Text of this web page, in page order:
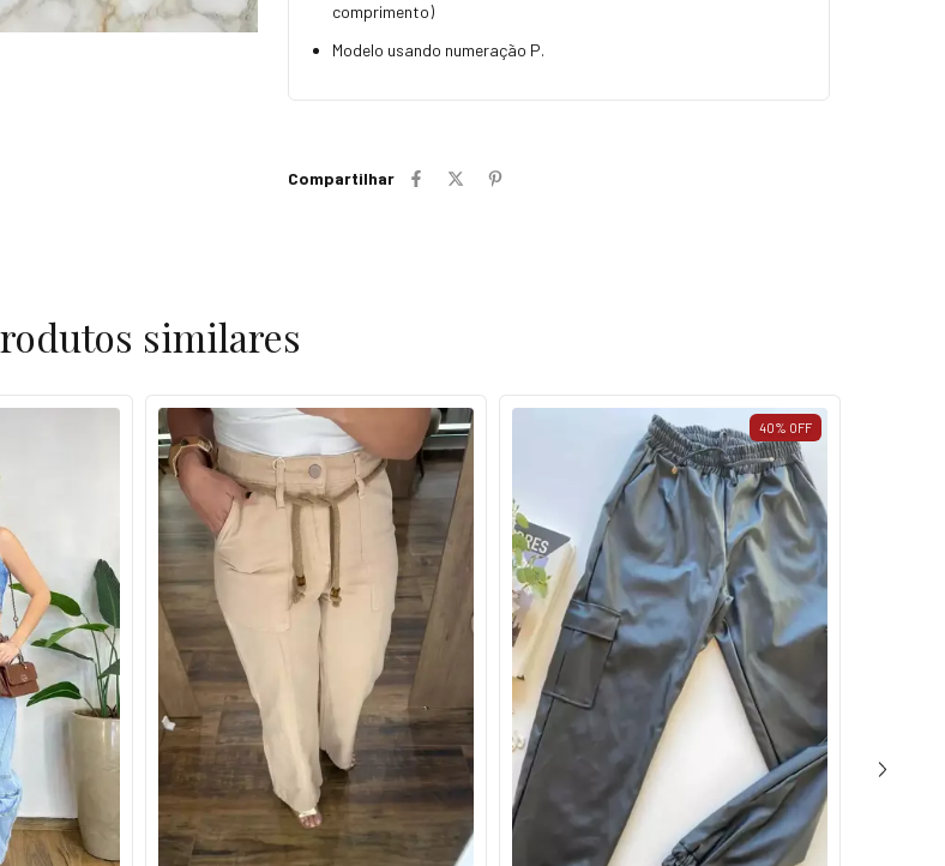
comprimento)
Modelo usando numeração P.
Compartilhar
similares
40% OFF